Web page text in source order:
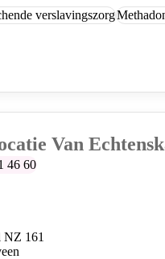
verslavingszorg
Van
46 60
NZ 161